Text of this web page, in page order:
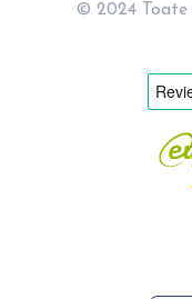
© 2024 Toate